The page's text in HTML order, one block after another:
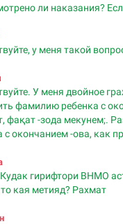
ли наказания?
у меня такой
У меня двойное
фамилию ребенка с
фақат -зода мекунем;.
с окончанием -ова, как
гирифтори ВНМО
кая метияд? Рахмат